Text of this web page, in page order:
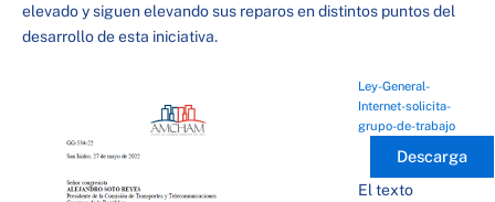
elevado y siguen elevando sus reparos en distintos puntos del
desarrollo de esta iniciativa.
Ley-General-
Internet-solicita-
grupo-de-trabajo
Descarga
El texto